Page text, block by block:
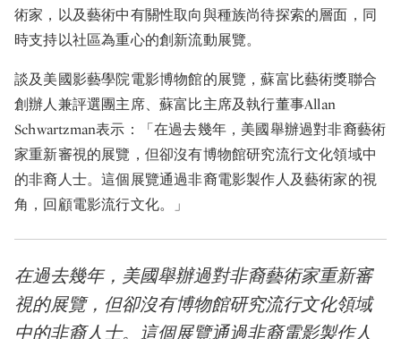
術家，以及藝術中有關性取向與種族尚待探索的層面，同
時支持以社區為重心的創新流動展覽。
談及美國影藝學院電影博物館的展覽，蘇富比藝術獎聯合
創辦人兼評選團主席、蘇富比主席及執行董事Allan
Schwartzman表示：「在過去幾年，美國舉辦過對非裔藝術
家重新審視的展覽，但卻沒有博物館研究流行文化領域中
的非裔人士。這個展覽通過非裔電影製作人及藝術家的視
角，回顧電影流行文化。」
在過去幾年，美國舉辦過對非裔藝術家重新審
視的展覽，但卻沒有博物館研究流行文化領域
中的非裔人士。這個展覽通過非裔電影製作人